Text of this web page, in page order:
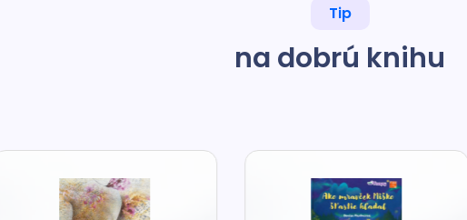
Tip
na dobrú knihu